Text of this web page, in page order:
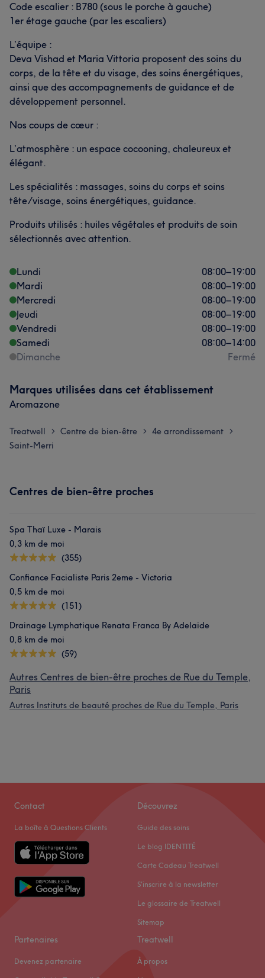
Code escalier : B780 (sous le porche à gauche)
1er étage gauche (par les escaliers)
L’équipe :
Deva Vishad et Maria Vittoria proposent des soins du
corps, de la tête et du visage, des soins énergétiques,
ainsi que des accompagnements de guidance et de
développement personnel.
Nos coups de cœur :
L’atmosphère : un espace cocooning, chaleureux et
élégant.
Les spécialités : massages, soins du corps et soins
tête/visage, soins énergétiques, guidance.
Produits utilisés : huiles végétales et produits de soin
sélectionnés avec attention.
Lundi 08:00–19:00
Mardi
08:00–19:00
Mercredi
08:00–19:00
Jeudi
08:00–19:00
Vendredi
08:00–19:00
Samedi
08:00–14:00
Dimanche
Fermé
Marques utilisées dans cet établissement
Aromazone
Treatwell > Centre de bien-être > 4e arrondissement >
Saint-Merri
Centres de bien-être proches
Spa Thaï Luxe - Marais
0,3 km de moi
(355)
Confiance Facialiste Paris 2eme - Victoria
0,5 km de moi
(151)
Drainage Lymphatique Renata Franca By Adelaide
0,8 km de moi
(59)
Autres Centres de bien-être proches de Rue du Temple,
Paris
Autres Instituts de beauté proches de Rue du Temple, Paris
Contact
La boîte à Questions Clients
Découvrez
Guide des soins
Le blog IDENTITÉ
Carte Cadeau Treatwell
S'inscrire à la newsletter
Le glossaire de Treatwell
Sitemap
Partenaires
Devenez partenaire
Treatwell
À propos